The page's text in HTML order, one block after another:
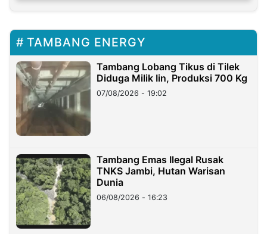
TAMBANG ENERGY
Tambang Lobang Tikus di Tilek
Diduga Milik Iin, Produksi 700 Kg
07/08/2026 - 19:02
Tambang Emas Ilegal Rusak
TNKS Jambi, Hutan Warisan
Dunia
06/08/2026 - 16:23